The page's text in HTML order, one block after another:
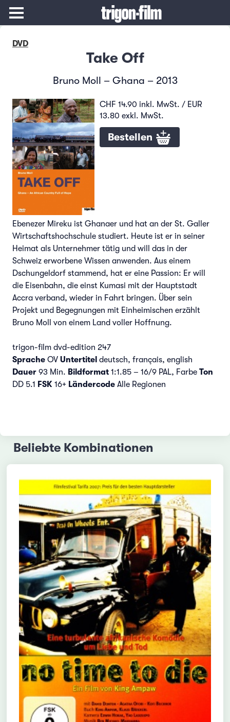
DVD
Take Off
Bruno Moll – Ghana – 2013
CHF 14.90 inkl. MwSt. / EUR
13.80 exkl. MwSt.
Bestellen
Ebenezer Mireku ist Ghanaer und hat an der St. Galler
Wirtschaftshochschule studiert. Heute ist er in seiner
Heimat als Unternehmer tätig und will das in der
Schweiz erworbene Wissen anwenden. Aus einem
Dschungeldorf stammend, hat er eine Passion: Er will
die Eisenbahn, die einst Kumasi mit der Hauptstadt
Accra verband, wieder in Fahrt bringen. Über sein
Projekt und Begegnungen mit Einheimischen erzählt
Bruno Moll von einem Land voller Hoffnung.
trigon-film dvd-edition 247
Sprache OV Untertitel deutsch, français, english
Dauer 93 Min. Bildformat 1:1.85 – 16/9 PAL, Farbe Ton
DD 5.1 FSK 16+ Ländercode Alle Regionen
Beliebte Kombinationen